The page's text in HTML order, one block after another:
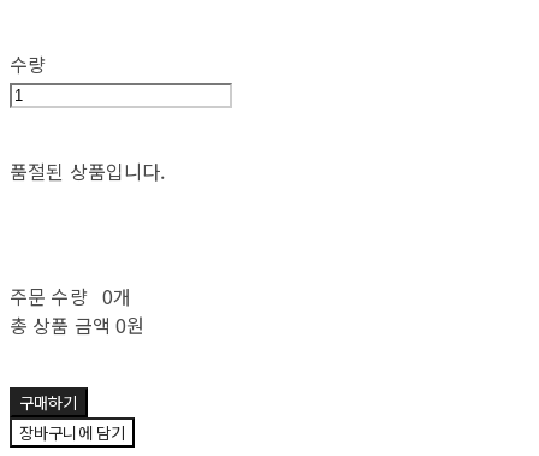
수량
품절된 상품입니다.
주문 수량 0개
총 상품 금액 0원
구매하기
장바구니에 담기